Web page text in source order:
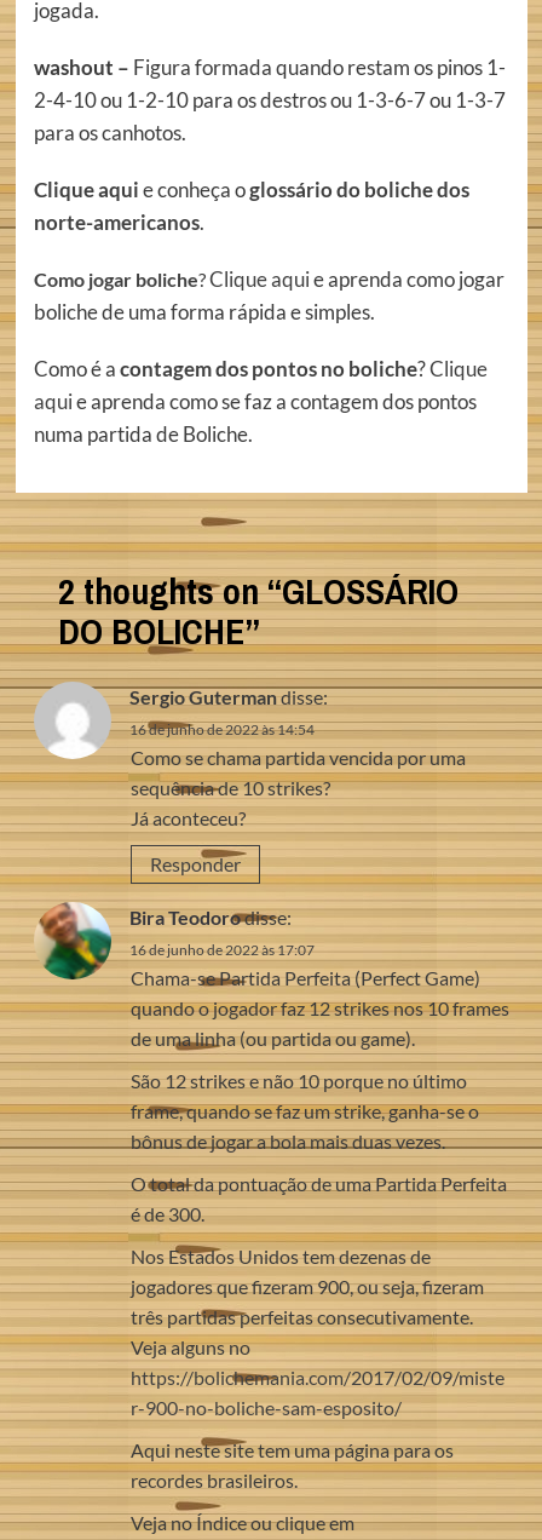
jogada.
washout – Figura formada quando restam os pinos 1-
2-4-10 ou 1-2-10 para os destros ou 1-3-6-7 ou 1-3-7
para os canhotos.
Clique aquie conheça oglossário do boliche dos
norte-americanos.
Como jogar boliche?Clique aquie aprenda como jogar
boliche de uma forma rápida e simples.
Como é acontagem dos pontos no boliche?Clique
aquie aprenda como se faz a contagem dos pontos
numa partida de Boliche.
2 thoughts on “GLOSSÁRIO
DO BOLICHE”
Sergio Gutermandisse:
16 de junho de 2022 às 14:54
Como se chama partida vencida por uma
sequência de 10 strikes?
Já aconteceu?
Responder
Bira Teodorodisse:
16 de junho de 2022 às 17:07
Chama-se Partida Perfeita (Perfect Game)
quando o jogador faz 12 strikes nos 10 frames
de uma linha (ou partida ou game).
São 12 strikes e não 10 porque no último
frame, quando se faz um strike, ganha-se o
bônus de jogar a bola mais duas vezes.
O total da pontuação de uma Partida Perfeita
é de 300.
Nos Estados Unidos tem dezenas de
jogadores que fizeram 900, ou seja, fizeram
três partidas perfeitas consecutivamente.
Veja alguns no
https://bolichemania.com/2017/02/09/miste
r-900-no-boliche-sam-esposito/
Aqui neste site tem uma página para os
recordes brasileiros.
Veja no Índice ou clique em